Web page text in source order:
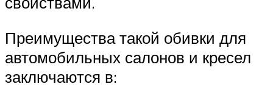
Преимущества такой обивки для
автомобильных салонов и кресел
заключаются в: